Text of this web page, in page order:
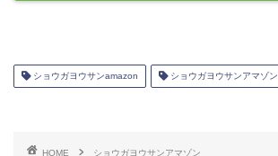
ショウガヨウサンamazon ショウガヨウサンアマゾン
HOME
ショウガヨウサンアマゾン